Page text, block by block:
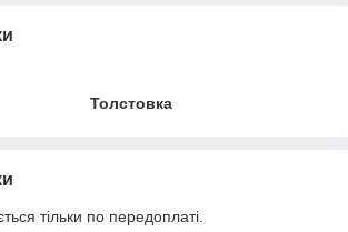
Толстовка
тільки по передоплаті.